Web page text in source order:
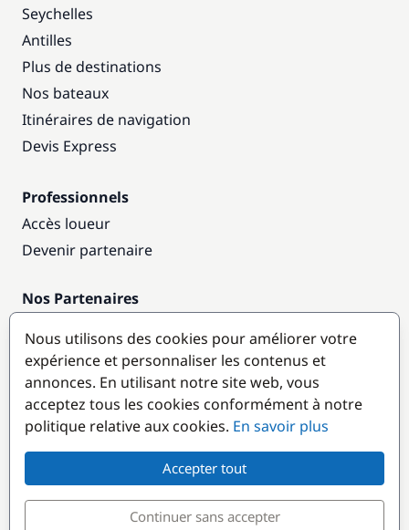
Seychelles
Antilles
Plus de destinations
Nos bateaux
Itinéraires de navigation
Devis Express
Professionnels
Accès loueur
Devenir partenaire
Nos Partenaires
Destinations populaires
Nous utilisons des cookies pour améliorer votre
expérience et personnaliser les contenus et
annonces. En utilisant notre site web, vous
acceptez tous les cookies conformément à notre
politique relative aux cookies. En savoir plus
Accepter tout
Continuer sans accepter